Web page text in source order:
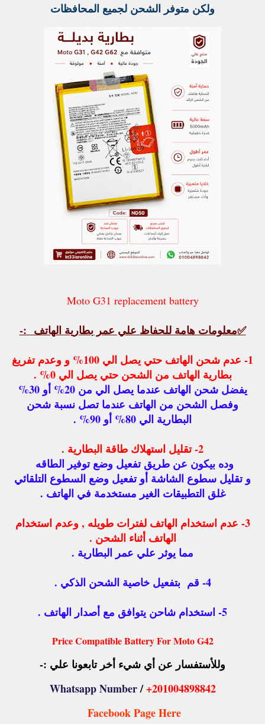
ولكن متوفر الشحن لجميع المحافظات
Moto G31 replacement battery
✅معلومات هامة للحفاظ علي عمر بطارية الهاتف :-
1- عدم شحن الهاتف حتي يصل الي 100% و وعدم تفريغ
بطارية الهاتف من الشحن حتي يصل الي 0% .
يفضل شحن الهاتف عندما يصل الي من 20% أو 30%
وفصل الشحن من الهاتف عندما تصل نسبة شحن
البطارية الي 80% أو 90% .
2- تقليل استهلاك طاقة البطارية .
وده بيكون عن طريق تفعيل وضع توفير الطاقه
و تقليل سطوع الشاشة أو تفعيل وضع السطوع التلقائي
غلق التطبيقات الغير مستخدمة في الهاتف .
3- عدم استخدام الهاتف لفترات طويله , وعدم استخدام
الهاتف أثناء الشحن .
مما يوثر علي عمر البطارية .
4- قم بتفعيل خاصية الشحن الذكي .
5- استخدام شاحن يتوافق مع أصدار الهاتف .
Price Compatible Battery For Moto G42
وللأستفسار عن أي شيء أخر تابعونا علي :-
Whatsapp Number/+201004898842
Facebook Page Here